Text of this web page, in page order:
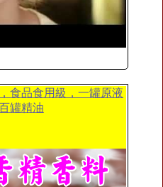
食品食用級，一罐原液
罐精油